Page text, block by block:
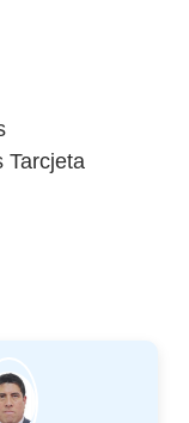
Tarcjeta